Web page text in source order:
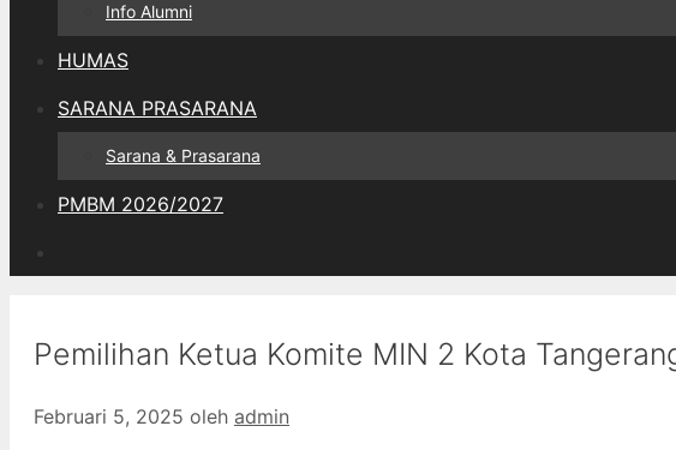
Info Alumni
HUMAS
SARANA PRASARANA
Sarana & Prasarana
PMBM 2026/2027
Pemilihan Ketua Komite MIN 2 Kota
Februari 5, 2025 oleh admin